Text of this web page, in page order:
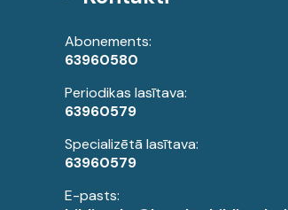
Abonements:
63960580
Periodikas lasītava:
63960579
Specializētā lasītava:
63960579
E-pasts: